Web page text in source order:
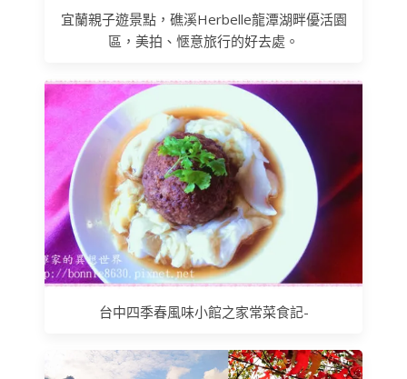
宜蘭親子遊景點，礁溪Herbelle龍潭湖畔優活園
區，美拍、愜意旅行的好去處。
台中四季春風味小館之家常菜食記-